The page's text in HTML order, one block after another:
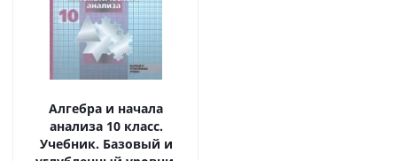
Алгебра и начала
анализа 10 класс.
Учебник. Базовый и